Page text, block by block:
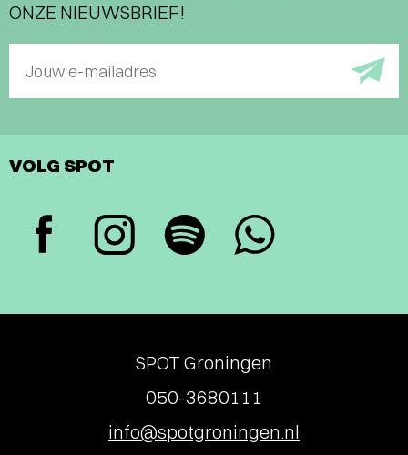
ONZE NIEUWSBRIEF!
Jouw e-mailadres
VOLG SPOT
SPOT Groningen
050-3680111
info@spotgroningen.nl